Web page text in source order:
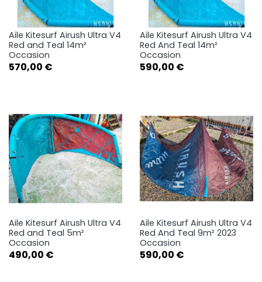
Aile Kitesurf Airush Ultra V4
Red and Teal 14m²
Occasion
Prix
570,00 €
Aile Kitesurf Airush Ultra V4
Red And Teal 14m²
Occasion
Prix
590,00 €
Aile Kitesurf Airush Ultra V4
Red and Teal 5m²
Occasion
Prix
490,00 €
Aile Kitesurf Airush Ultra V4
Red And Teal 9m² 2023
Occasion
Prix
590,00 €